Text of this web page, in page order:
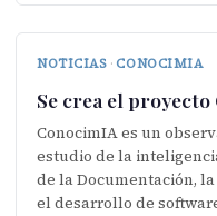
NOTICIAS · CONOCIMIA
Se crea el
ConocimIA es un
estudio de la
de la Documentación,
el desarrollo de